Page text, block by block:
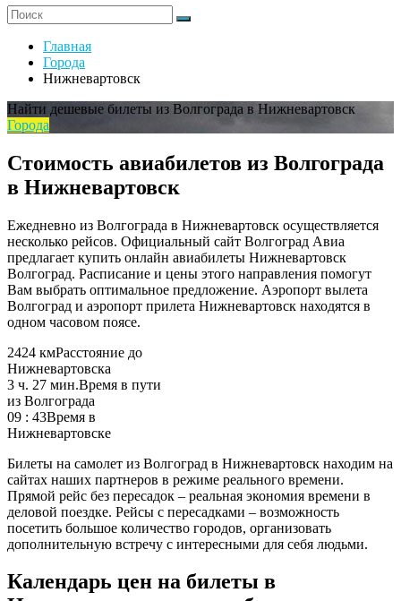
Главная
Города
Нижневартовск
Найти дешевые билеты из Волгограда в Нижневартовск
Города
Стоимость авиабилетов из Волгограда
в Нижневартовск
Ежедневно из Волгограда в Нижневартовск осуществляется
несколько рейсов. Официальный сайт Волгоград Авиа
предлагает купить онлайн авиабилеты Нижневартовск
Волгоград. Расписание и цены этого направления помогут
Вам выбрать оптимальное предложение. Аэропорт вылета
Волгоград и аэропорт прилета Нижневартовск находятся в
одном часовом поясе.
2424 кмРасстояние до
Нижневартовска
3 ч. 27 мин.Время в пути
из Волгограда
09 : 43Время в
Нижневартовске
Билеты на самолет из Волгоград в Нижневартовск находим на
сайтах наших партнеров в режиме реального времени.
Прямой рейс без пересадок – реальная экономия времени в
деловой поездке. Рейсы с пересадками – возможность
посетить большое количество городов, организовать
дополнительную встречу с интересными для себя людьми.
Календарь цен на билеты в